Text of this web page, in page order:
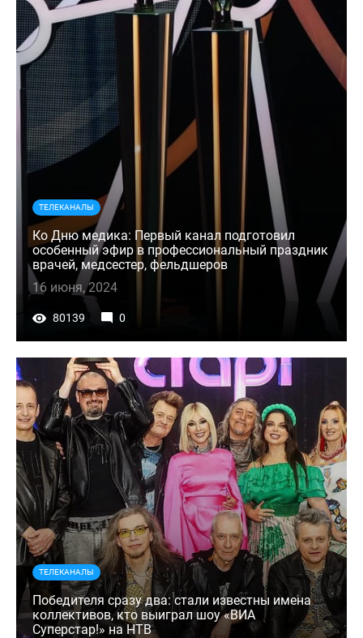
ТЕЛЕКАНАЛЫ
Ко Дню медика: Первый канал подготовил
особенный эфир в профессиональный праздник
врачей, медсестер, фельдшеров
16 июня, 2024
80139 0
ТЕЛЕКАНАЛЫ
Победителя сразу два: стали известны имена
коллективов, кто выиграл шоу «ВИА
Суперстар!» на НТВ